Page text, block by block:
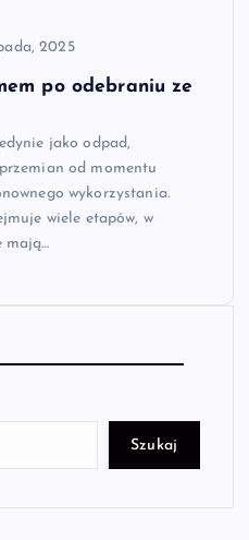
2025
po odebraniu ze
jako odpad,
od momentu
wykorzystania.
wiele etapów, w
mają…
Szukaj